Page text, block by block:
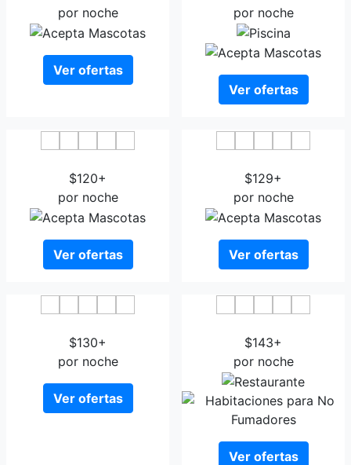
por noche
Ver ofertas
por noche
Ver ofertas
$120+
por noche
Ver ofertas
$129+
por noche
Ver ofertas
$130+
por noche
Ver ofertas
$143+
por noche
Ver ofertas